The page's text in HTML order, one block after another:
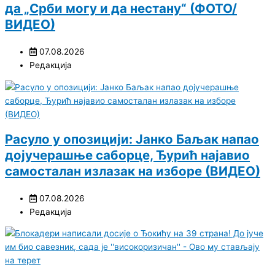
да „Срби могу и да нестану“ (ФОТО/
ВИДЕО)
07.08.2026
Редакција
Расуло у опозицији: Јанко Баљак напао
дојучерашње саборце, Ђурић најавио
самосталан излазак на изборе (ВИДЕО)
07.08.2026
Редакција